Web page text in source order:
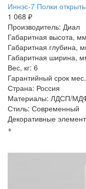
Иннэс-7 Полки
1 068 ₽
Производитель: Диал
Габаритная высота,
Габаритная глубина,
Габаритная ширина,
Вес, кг: 6
Гарантийный срок
Страна: Россия
Материалы: ЛДСП/
Стиль: Современный
Декоративные
+